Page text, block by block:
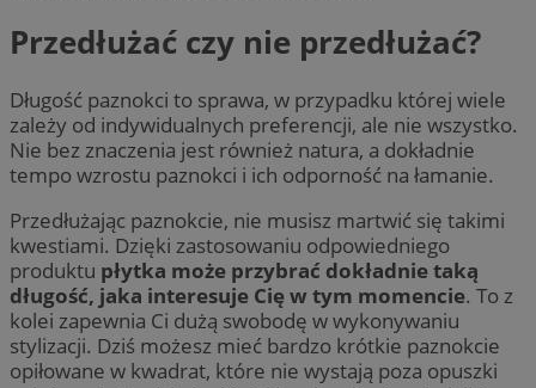
Przedłużać czy nie przedłużać?
Długość paznokci to sprawa, w przypadku której wiele
zależy od indywidualnych preferencji, ale nie wszystko.
Nie bez znaczenia jest również natura, a dokładnie
tempo wzrostu paznokci i ich odporność na łamanie.
Przedłużając paznokcie, nie musisz martwić się takimi
kwestiami. Dzięki zastosowaniu odpowiedniego
produktu płytka może przybrać dokładnie taką
długość, jaka interesuje Cię w tym momencie. To z
kolei zapewnia Ci dużą swobodę w wykonywaniu
stylizacji. Dziś możesz mieć bardzo krótkie paznokcie
opiłowane w kwadrat, które nie wystają poza opuszki